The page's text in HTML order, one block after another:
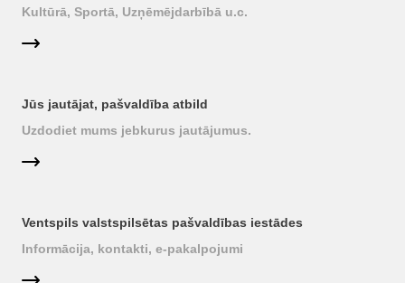
Kultūrā, Sportā, Uzņēmējdarbībā u.c.
Jūs jautājat, pašvaldība atbild
Uzdodiet mums jebkurus jautājumus.
Ventspils valstspilsētas pašvaldības iestādes
Informācija, kontakti, e-pakalpojumi